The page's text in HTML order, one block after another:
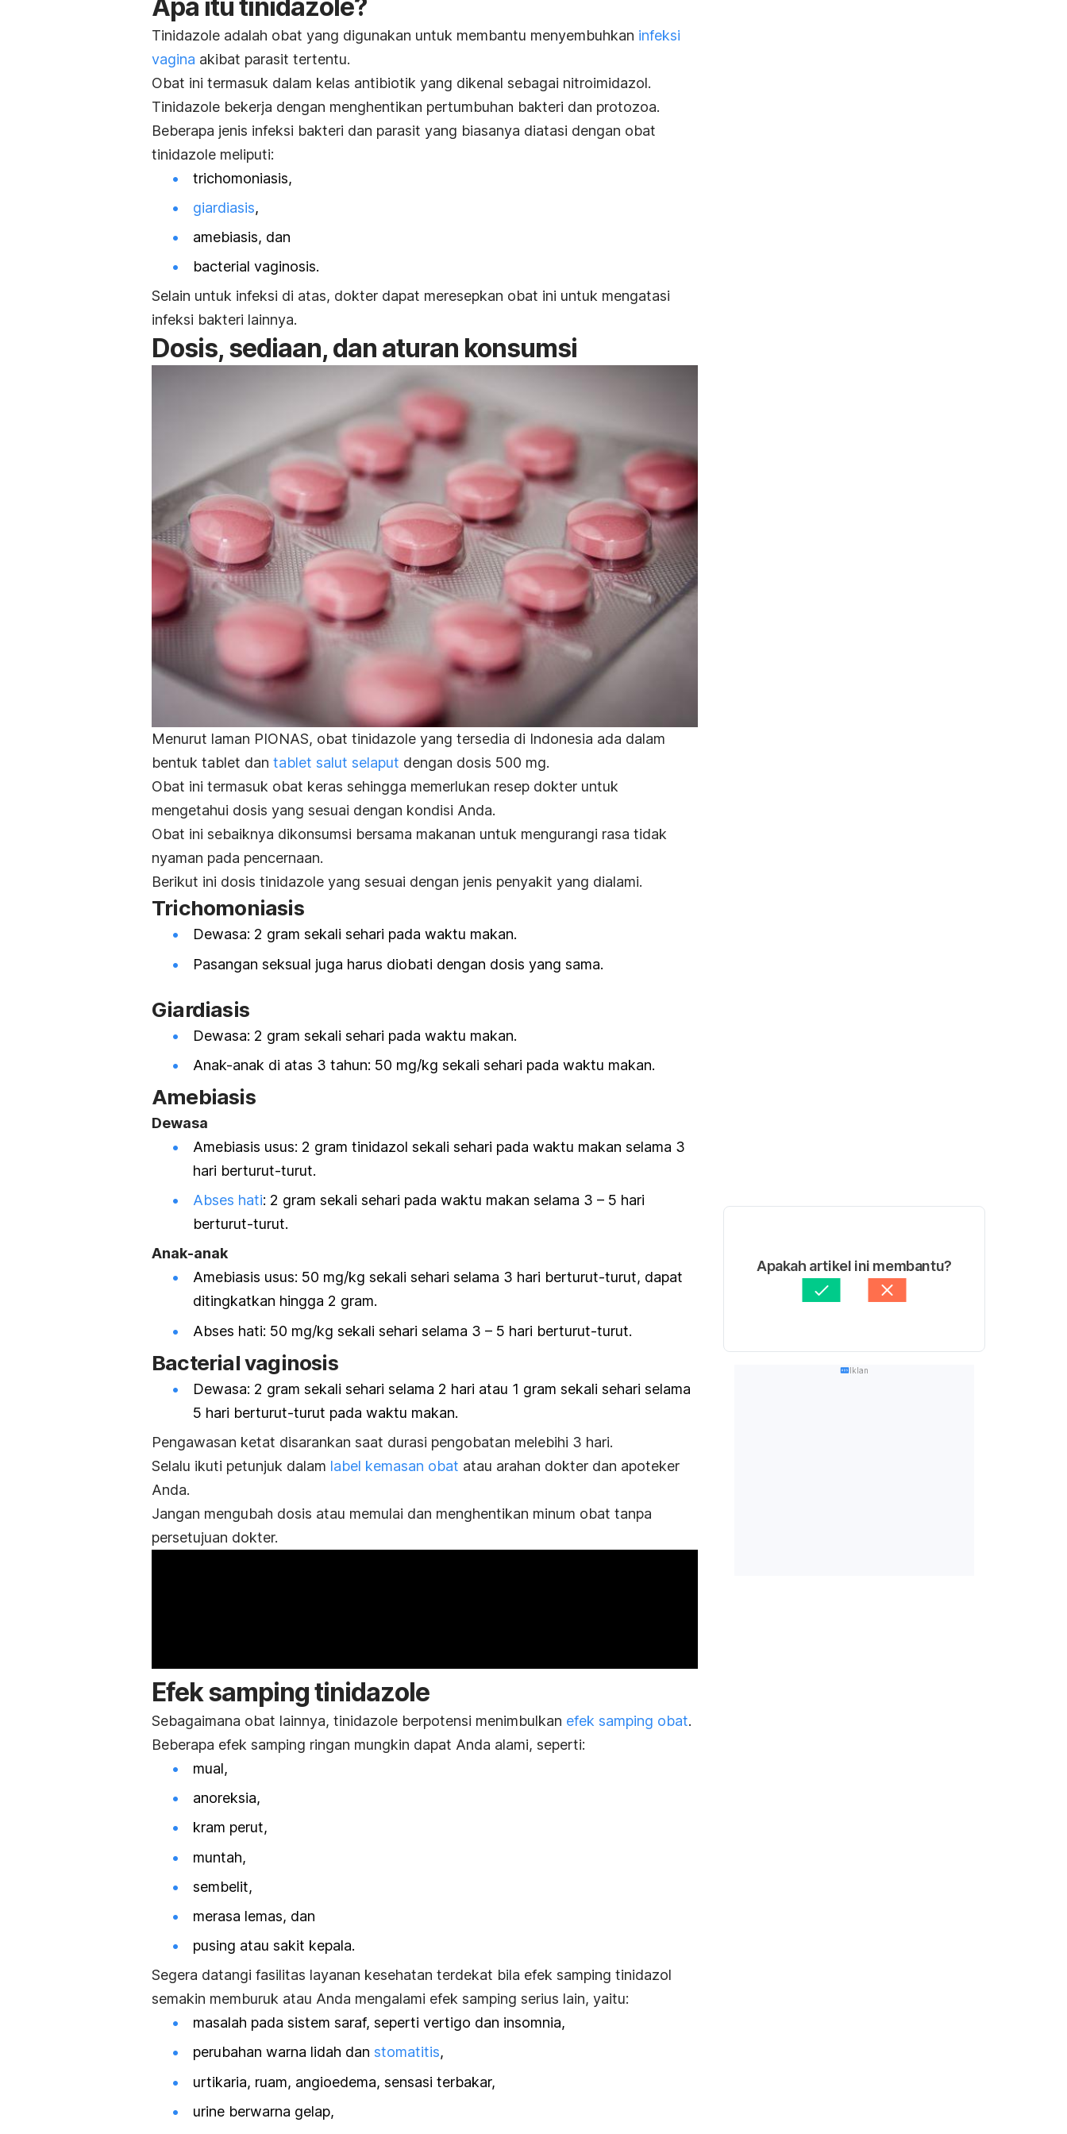
Apa itutinidazole?
Tinidazole adalah obat yang digunakan untuk membantu menyembuhkan infeksi
vagina akibat parasit tertentu.
Obat ini termasuk dalam kelas antibiotik yang dikenal sebagai nitroimidazol.
Tinidazole bekerja dengan menghentikan pertumbuhan bakteri dan protozoa.
Beberapa jenis infeksi bakteri dan parasit yang biasanya diatasi dengan obat
tinidazole meliputi:
trichomoniasis,
giardiasis,
amebiasis, dan
bacterial vaginosis.
Selain untuk infeksi di atas, dokter dapat meresepkan obat ini untuk mengatasi
infeksi bakteri lainnya.
Dosis, sediaan, dan aturan konsumsi
Menurut laman PIONAS, obat tinidazole yang tersedia di Indonesia ada dalam
bentuk tablet dan tablet salut selaput dengan dosis 500 mg.
Obat ini termasuk obat keras sehingga memerlukan resep dokter untuk
mengetahui dosis yang sesuai dengan kondisi Anda.
Obat ini sebaiknya dikonsumsi bersama makanan untuk mengurangi rasa tidak
nyaman pada pencernaan.
Berikut ini dosis tinidazole yang sesuai dengan jenis penyakit yang dialami.
Trichomoniasis
Dewasa: 2 gram sekali sehari pada waktu makan.
Pasangan seksual juga harus diobati dengan dosis yang sama.
Giardiasis
Dewasa: 2 gram sekali sehari pada waktu makan.
Anak-anak di atas 3 tahun: 50 mg/kg sekali sehari pada waktu makan.
Amebiasis
Dewasa
Amebiasis usus: 2 gram tinidazol sekali sehari pada waktu makan selama 3
hari berturut-turut.
Abses hati: 2 gram sekali sehari pada waktu makan selama 3 – 5 hari
berturut-turut.
Anak-anak
Amebiasis usus: 50 mg/kg sekali sehari selama 3 hari berturut-turut, dapat
ditingkatkan hingga 2 gram.
Abses hati: 50 mg/kg sekali sehari selama 3 – 5 hari berturut-turut.
Bacterial vaginosis
Dewasa: 2 gram sekali sehari selama 2 hari atau 1 gram sekali sehari selama
5 hari berturut-turut pada waktu makan.
Pengawasan ketat disarankan saat durasi pengobatan melebihi 3 hari.
Selalu ikuti petunjuk dalam label kemasan obat atau arahan dokter dan apoteker
Anda.
Jangan mengubah dosis atau memulai dan menghentikan minum obat tanpa
persetujuan dokter.
Efek sampingtinidazole
Sebagaimana obat lainnya, tinidazole berpotensi menimbulkan efek samping obat.
Beberapa efek samping ringan mungkin dapat Anda alami, seperti:
mual,
anoreksia,
kram perut,
muntah,
sembelit,
merasa lemas, dan
pusing atau sakit kepala.
Segera datangi fasilitas layanan kesehatan terdekat bila efek samping tinidazol
semakin memburuk atau Anda mengalami efek samping serius lain, yaitu:
masalah pada sistem saraf, seperti vertigo dan insomnia,
perubahan warna lidah dan stomatitis,
urtikaria, ruam, angioedema, sensasi terbakar,
urine berwarna gelap,
Apakah artikel ini membantu?
Iklan